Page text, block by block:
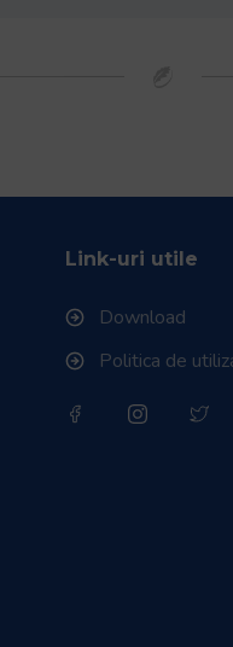
Link-uri utile
Download
Politica de